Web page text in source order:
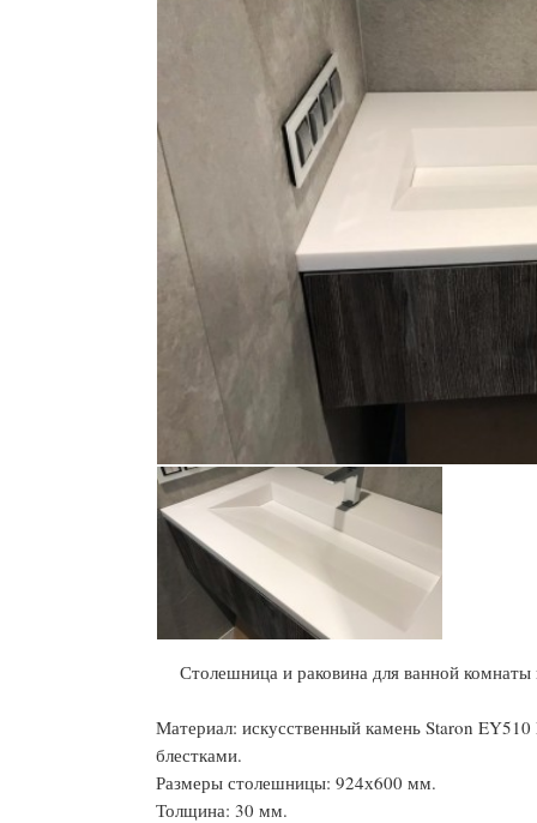
Столешница и раковина для ванной комнаты
Материал: искусственный камень Staron
блестками.
Размеры столешницы: 924х600 мм.
Толщина: 30 мм.